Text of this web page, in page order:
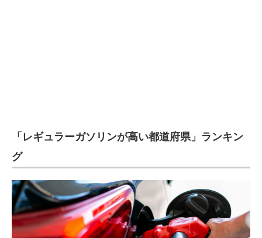
建設×テクノロジーの最前線
ちょっと気になるネットの話題
「レギュラーガソリンが高い都道府県」ランキン
グ